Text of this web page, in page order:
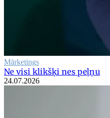
Mārketings
Ne visi klikšķi nes peļņu
24.07.2026